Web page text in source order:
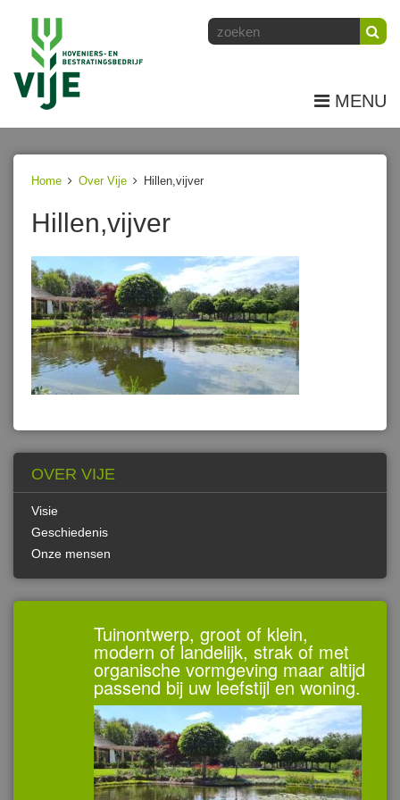
MENU
Home Over Vije Hillen,vijver
Hillen,vijver
OVER VIJE
Visie
Geschiedenis
Onze mensen
Tuinontwerp, groot of klein,
modern of landelijk, strak of met
organische vormgeving maar altijd
passend bij uw leefstijl en woning.